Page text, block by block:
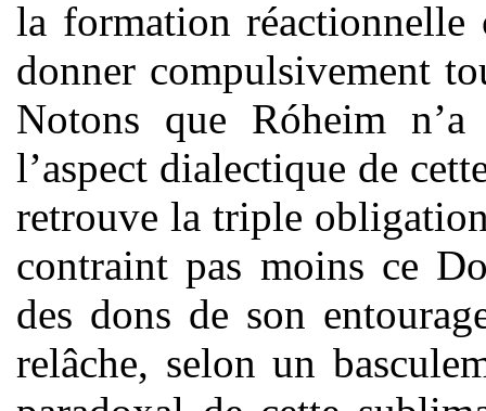
la formation réactionnelle
donner compulsivement
Notons que Róheim
l’aspect dialectique de
retrouve la triple
contraint pas moins ce
des dons de son
relâche, selon un